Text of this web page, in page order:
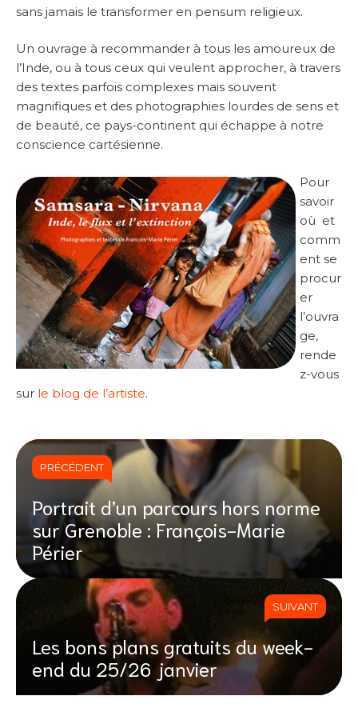
sans jamais le transformer en pensum religieux.
Un ouvrage à recommander à tous les amoureux de
l’Inde, ou à tous ceux qui veulent approcher, à travers
des textes parfois complexes mais souvent
magnifiques et des photographies lourdes de sens et
de beauté, ce pays-continent qui échappe à notre
conscience cartésienne.
Pour
savoir
où et
comm
ent se
procur
er
l’ouvra
ge,
rende
z-vous
sur le blog de l’artiste.
PRÉCÉDENT
Portrait d’un parcours hors norme
sur Grenoble : François-Marie
Périer
SUIVANT
Les bons plans gratuits du week-
end du 25/26 janvier